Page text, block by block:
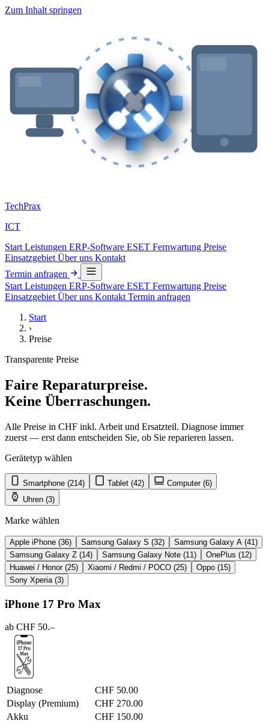
Zum Inhalt springen
TechPrax
ICT
Start Leistungen ERP-Software ESET Fernwartung Preise
Einsatzgebiet Über uns Kontakt
Termin anfragen
Start Leistungen ERP-Software ESET Fernwartung Preise
Einsatzgebiet Über uns Kontakt Termin anfragen
Start
›
Preise
Transparente Preise
Faire Reparaturpreise.
Keine Überraschungen.
Alle Preise in CHF inkl. Arbeit und Ersatzteil. Diagnose immer
zuerst — erst dann entscheiden Sie, ob Sie reparieren lassen.
Gerätetyp wählen
Smartphone (214) Tablet (42) Computer (6)
Uhren (3)
Marke wählen
Apple iPhone (36) Samsung Galaxy S (32) Samsung Galaxy A (41)
Samsung Galaxy Z (14) Samsung Galaxy Note (11) OnePlus (12)
Huawei / Honor (25) Xiaomi / Redmi / POCO (25) Oppo (15)
Sony Xperia (3)
iPhone 17 Pro Max
ab CHF 50.–
Diagnose
CHF 50.00
Display (Premium)
CHF 270.00
Akku
CHF 150.00